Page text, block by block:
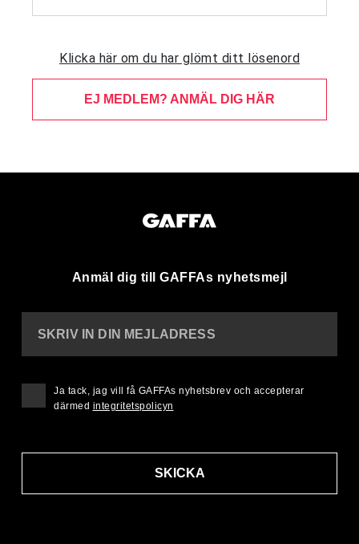
Klicka här om du har glömt ditt lösenord
EJ MEDLEM? ANMÄL DIG HÄR
Anmäl dig till GAFFAs nyhetsmejl
SKRIV IN DIN MEJLADRESS
SKICKA
Ja tack, jag vill få GAFFAs nyhetsbrev och accepterar
därmed integritetspolicyn